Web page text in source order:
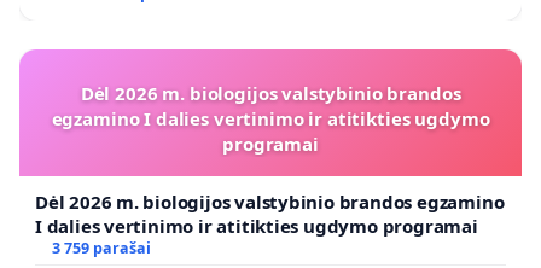
Dėl 2026 m. biologijos valstybinio brandos
egzamino I dalies vertinimo ir atitikties ugdymo
programai
Dėl 2026 m. biologijos valstybinio brandos egzamino
I dalies vertinimo ir atitikties ugdymo programai
3 759 parašai